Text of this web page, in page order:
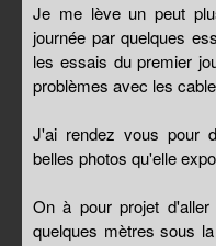
Je me lève un peut
journée par quelques
les essais du premier
problèmes avec les
J'ai rendez vous pour
belles photos qu'elle
On à pour projet
quelques mètres sous